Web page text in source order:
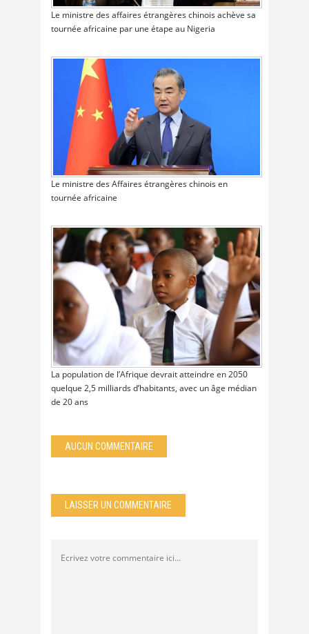
Le ministre des affaires étrangères chinois achève sa
tournée africaine par une étape au Nigeria
Le ministre des Affaires étrangères chinois en
tournée africaine
La population de l’Afrique devrait atteindre en 2050
quelque 2,5 milliards d’habitants, avec un âge médian
de 20 ans
AUCUN COMMENTAIRE
LAISSER UN COMMENTAIRE